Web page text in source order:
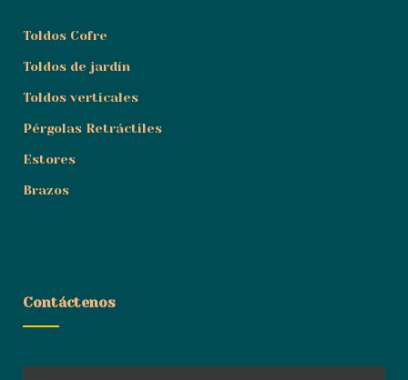
Toldos Cofre
Toldos de jardín
Toldos verticales
Pérgolas Retráctiles
Estores
Brazos
Contáctenos